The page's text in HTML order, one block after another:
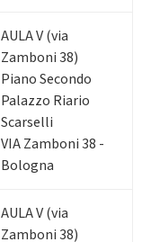
AULA V (via
Zamboni 38)
Piano Secondo
Palazzo Riario
Scarselli
VIA Zamboni 38 -
Bologna
AULA V (via
Zamboni 38)